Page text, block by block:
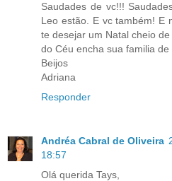
Saudades de vc!!!
Leo estão. E vc também! E
te desejar um Natal cheio
do Céu encha sua familia de
Beijos
Adriana
Responder
Andréa Cabral de Oliveira
18:57
Olá querida Tays,